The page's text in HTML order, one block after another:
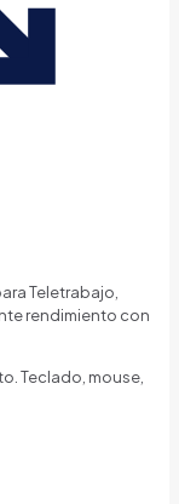
Teletrabajo,
rendimiento con
Teclado, mouse,